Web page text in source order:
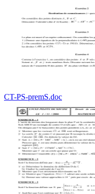
CT-PS-premS.doc